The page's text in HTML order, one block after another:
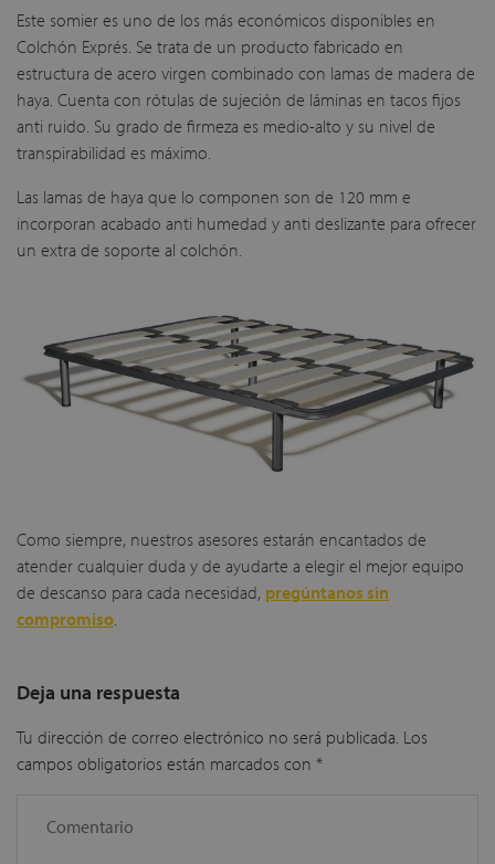
Este somier es uno de los más económicos disponibles en
Colchón Exprés. Se trata de un producto fabricado en
estructura de acero virgen combinado con lamas de madera de
haya. Cuenta con rótulas de sujeción de láminas en tacos fijos
anti ruido. Su grado de firmeza es medio-alto y su nivel de
transpirabilidad es máximo.
Las lamas de haya que lo componen son de 120 mm e
incorporan acabado anti humedad y anti deslizante para ofrecer
un extra de soporte al colchón.
Como siempre, nuestros asesores estarán encantados de
atender cualquier duda y de ayudarte a elegir el mejor equipo
de descanso para cada necesidad, pregúntanos sin
compromiso.
Deja una respuesta
Tu dirección de correo electrónico no será publicada. Los
campos obligatorios están marcados con *